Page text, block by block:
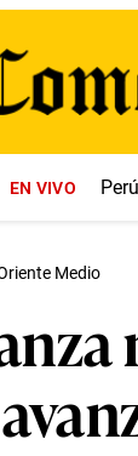
EN VIVO
Medio